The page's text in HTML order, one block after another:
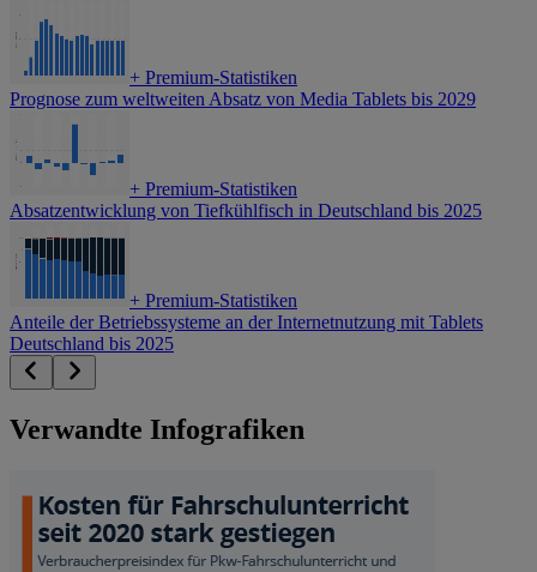
+ Premium-Statistiken
Prognose zum weltweiten Absatz von Media Tablets bis 2029
+ Premium-Statistiken
Absatzentwicklung von Tiefkühlfisch in Deutschland bis 2025
+ Premium-Statistiken
Anteile der Betriebssysteme an der Internetnutzung mit Tablets
Deutschland bis 2025
Verwandte Infografiken